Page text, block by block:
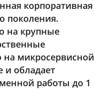
корпоративная
поколения.
на крупные
на микросервисной
и обладает
работы до 1